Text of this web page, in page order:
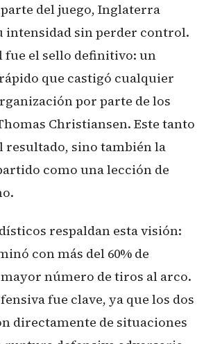
del juego, Inglaterra
intensidad sin perder control.
fue el sello definitivo: un
que castigó cualquier
por parte de los
Christiansen. Este tanto
resultado, sino también la
como una lección de
respaldan esta visión:
con más del 60% de
número de tiros al arco.
fue clave, ya que los dos
directamente de situaciones